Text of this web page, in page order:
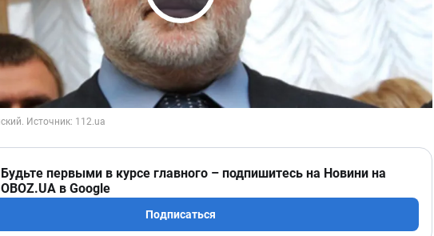
Play Video
Будьте первыми в курсе главного – подпишитесь на Новини на
OBOZ.UA в Google
Подписаться